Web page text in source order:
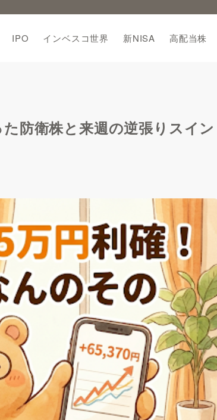
IPO インベスコ世界 新NISA 高配当株
防衛株と来週の逆張りスイン